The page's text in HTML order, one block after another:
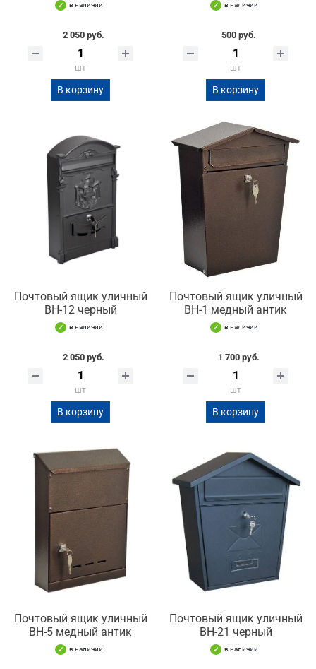
в наличии
2 050 руб.
шт
В корзину
в наличии
500 руб.
шт
В корзину
Почтовый ящик уличный
ВН-12 черный
в наличии
2 050 руб.
шт
В корзину
Почтовый ящик уличный
ВН-1 медный антик
в наличии
1 700 руб.
шт
В корзину
Почтовый ящик уличный
ВН-5 медный антик
в наличии
Почтовый ящик уличный
ВН-21 черный
в наличии